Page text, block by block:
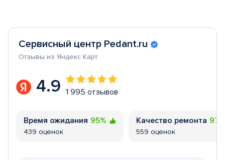
Сервисный центр Pedant.ru
Отзывы из Яндекс Карт
4.9 1 995 отзывов
Время ожидания 95%
439 оценок
Качество ремонта
559 оценок